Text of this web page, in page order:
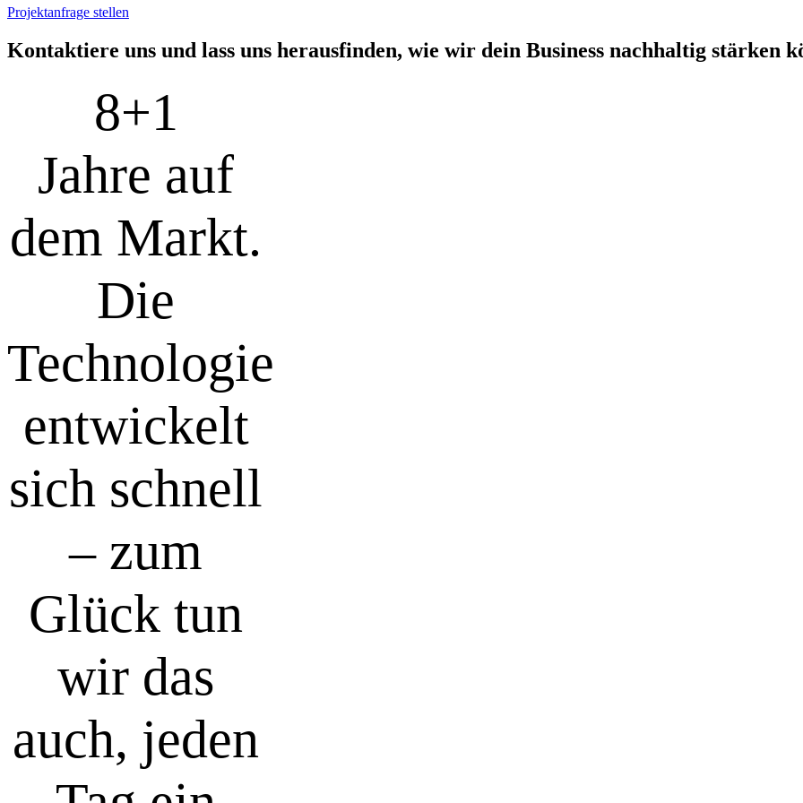
Projektanfrage stellen
Kon­tak­tie­re uns und lass uns her­aus­fin­den, wie wir dein Busi­ness nach­hal­tig stär­ken
8+1
Jahre auf
dem Markt.
Die
Technologie
entwickelt
sich schnell
– zum
Glück tun
wir das
auch, jeden